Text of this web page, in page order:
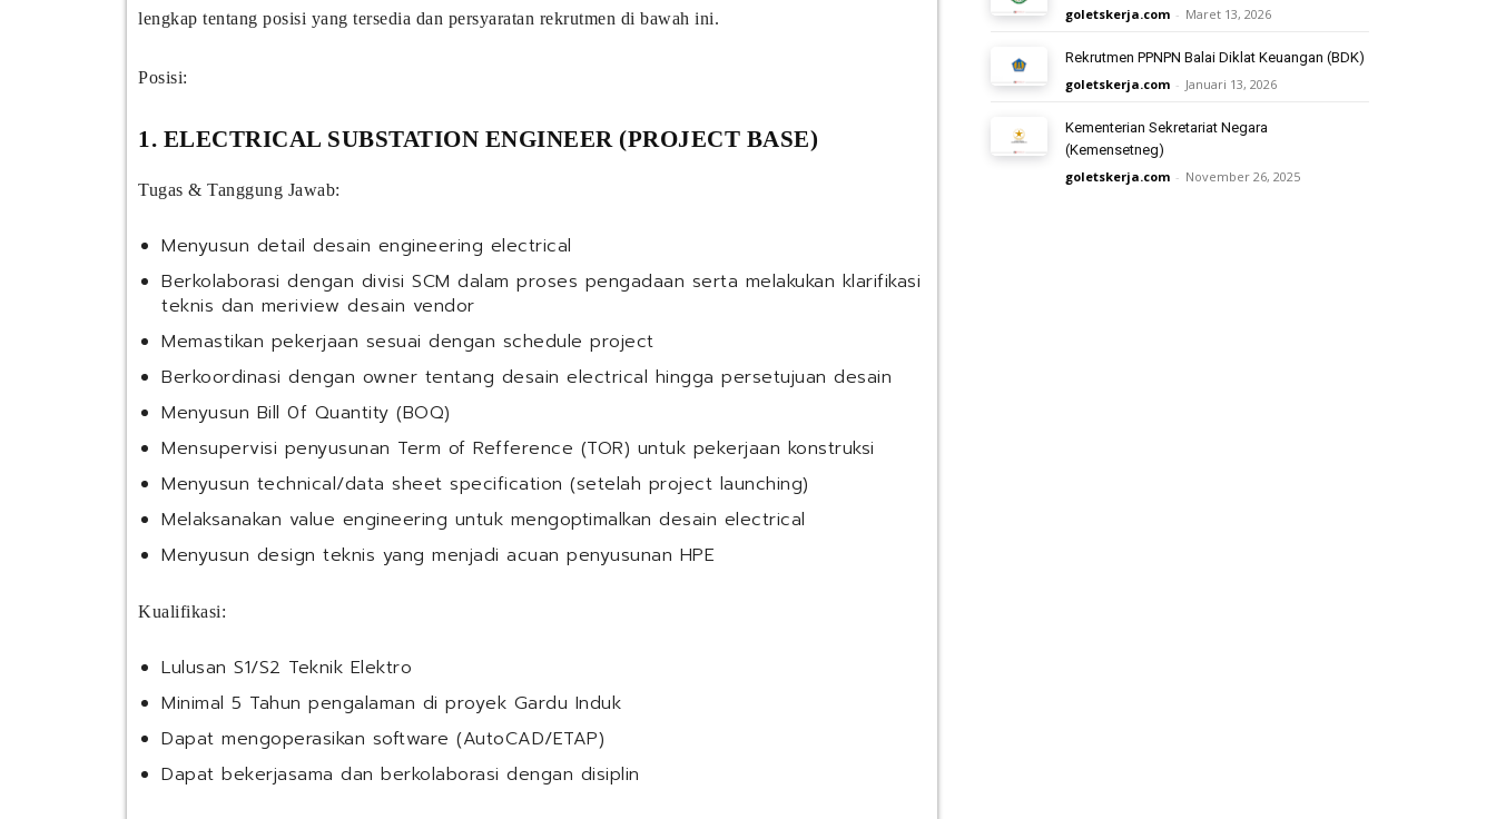
lengkap tentang posisi yang tersedia dan persyaratan rekrutmen di bawah ini.
Posisi:
1. ELECTRICAL SUBSTATION ENGINEER (PROJECT BASE)
Tugas & Tanggung Jawab:
Menyusun detail desain engineering electrical
Berkolaborasi dengan divisi SCM dalam proses pengadaan serta melakukan klarifikasi
teknis dan meriview desain vendor
Memastikan pekerjaan sesuai dengan schedule project
Berkoordinasi dengan owner tentang desain electrical hingga persetujuan desain
Menyusun Bill 0f Quantity (BOQ)
Mensupervisi penyusunan Term of Refference (TOR) untuk pekerjaan konstruksi
Menyusun technical/data sheet specification (setelah project launching)
Melaksanakan value engineering untuk mengoptimalkan desain electrical
Menyusun design teknis yang menjadi acuan penyusunan HPE
Kualifikasi:
Lulusan S1/S2 Teknik Elektro
Minimal 5 Tahun pengalaman di proyek Gardu Induk
Dapat mengoperasikan software (AutoCAD/ETAP)
Dapat bekerjasama dan berkolaborasi dengan disiplin
goletskerja.com - Maret 13, 2026
Rekrutmen PPNPN Balai Diklat Keuangan (BDK)
goletskerja.com - Januari 13, 2026
Kementerian Sekretariat Negara
(Kemensetneg)
goletskerja.com - November 26, 2025